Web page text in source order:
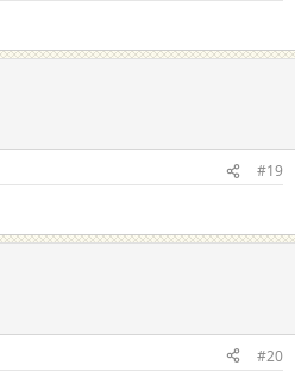
#19
#20